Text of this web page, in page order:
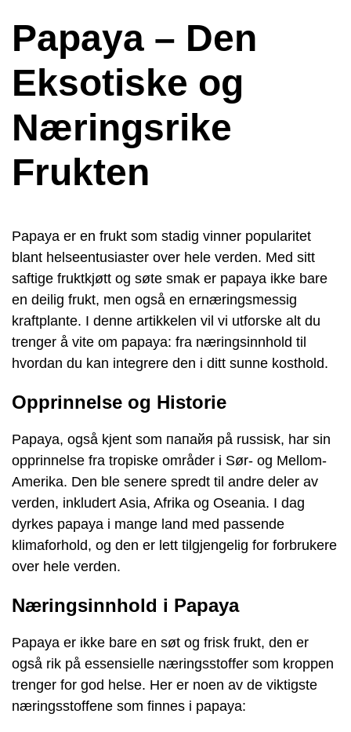
Papaya – Den
Eksotiske og
Næringsrike
Frukten
Papaya er en frukt som stadig vinner popularitet
blant helseentusiaster over hele verden. Med sitt
saftige fruktkjøtt og søte smak er papaya ikke bare
en deilig frukt, men også en ernæringsmessig
kraftplante. I denne artikkelen vil vi utforske alt du
trenger å vite om papaya: fra næringsinnhold til
hvordan du kan integrere den i ditt sunne kosthold.
Opprinnelse og Historie
Papaya, også kjent som папайя på russisk, har sin
opprinnelse fra tropiske områder i Sør- og Mellom-
Amerika. Den ble senere spredt til andre deler av
verden, inkludert Asia, Afrika og Oseania. I dag
dyrkes papaya i mange land med passende
klimaforhold, og den er lett tilgjengelig for forbrukere
over hele verden.
Næringsinnhold i Papaya
Papaya er ikke bare en søt og frisk frukt, den er
også rik på essensielle næringsstoffer som kroppen
trenger for god helse. Her er noen av de viktigste
næringsstoffene som finnes i papaya: